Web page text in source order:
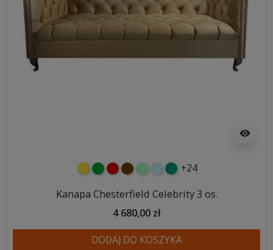
visibility
żółtyzielonyczerwony
czekoladowy
miętowybłękitny
turkusowy
+24
Kanapa Chesterfield Celebrity 3 os.
4 680,00 zł
DODAJ DO KOSZYKA